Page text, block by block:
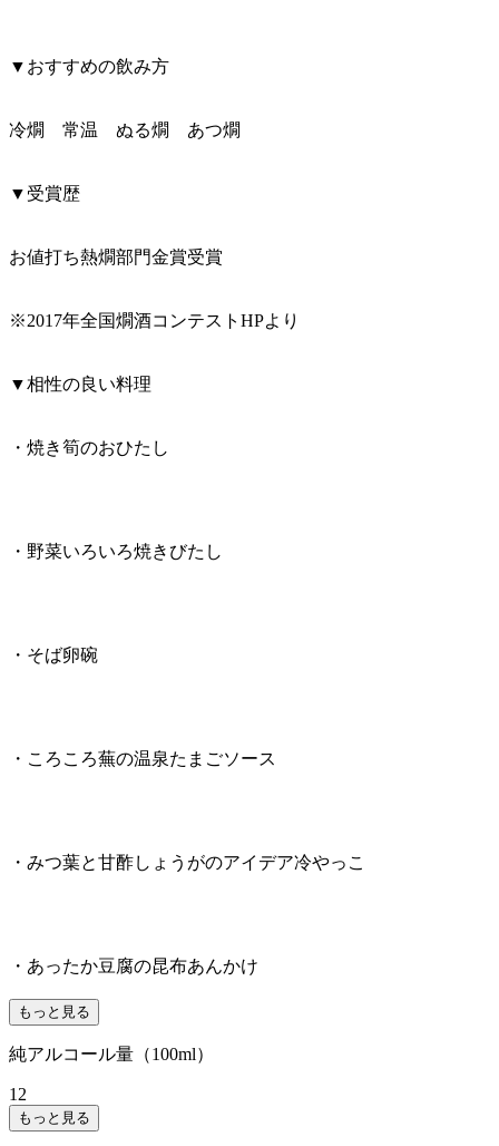
▼おすすめの飲み方
冷燗 常温 ぬる燗 あつ燗
▼受賞歴
お値打ち熱燗部門金賞受賞
※2017年全国燗酒コンテストHPより
▼相性の良い料理
・焼き筍のおひたし
・野菜いろいろ焼きびたし
・そば卵碗
・ころころ蕪の温泉たまごソース
・みつ葉と甘酢しょうがのアイデア冷やっこ
・あったか豆腐の昆布あんかけ
もっと見る
純アルコール量（100ml）
12
もっと見る